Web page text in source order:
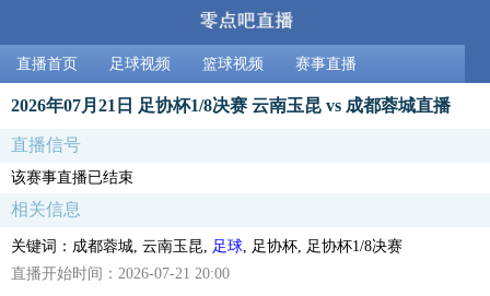
直播首页 足球视频 篮球视频 赛事直播
2026年07月21日 足协杯1/8决赛 云南玉昆 vs 成都蓉城直播
直播信号
该赛事直播已结束
相关信息
关键词：成都蓉城, 云南玉昆, 足球 , 足协杯, 足协杯1/8决赛
直播开始时间：2026-07-21 20:00